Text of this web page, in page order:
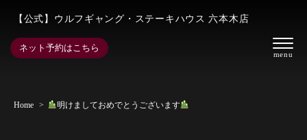
【公式】ウルフギャング・ステーキハウス 六本木店
ネット予約はこちら
Home 明けましておめでとうございます